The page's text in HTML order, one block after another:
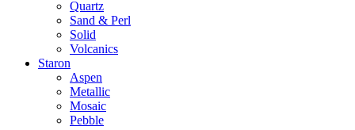
Quartz
Sand & Perl
Solid
Volcanics
Staron
Aspen
Metallic
Mosaic
Pebble